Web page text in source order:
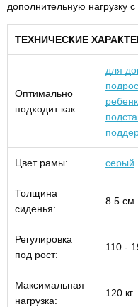
дополнительную нагрузку с
ТЕХНИЧЕСКИЕ
Оптимально
подходит как:
для
Цвет рамы: серый
Толщина
сиденья:
8.5 см
Регулировка
под рост:
110 -
Максимальная
нагрузка:
120 кг